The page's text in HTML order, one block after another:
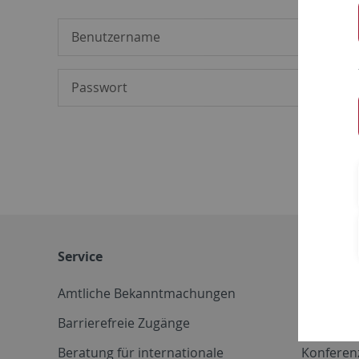
Service
Amtliche Bekanntmachungen
Barrierefreie Zugänge
Beratung für internationale